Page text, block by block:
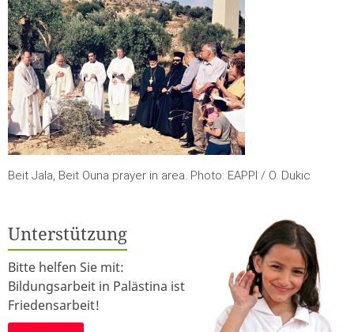
Beit Jala, Beit Ouna prayer in area. Photo: EAPPI / O. Dukic
Unterstützung
Bitte helfen Sie mit:
Bildungsarbeit in Palästina ist
Friedensarbeit!